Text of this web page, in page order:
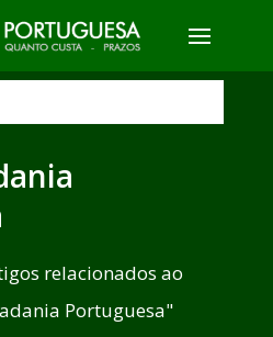
relacionados ao
Portuguesa"